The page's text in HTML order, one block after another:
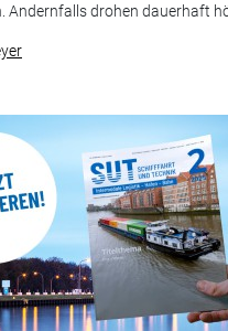
Andernfalls drohen dauerhaft